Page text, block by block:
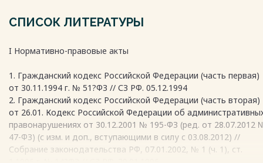
появления предпринимательских рисков могут быть как
Весь текст будет доступен
СПИСОК ЛИТЕРАТУРЫ
I Нормативно-правовые акты
1. Гражданский кодекс Российской Федерации (часть первая)
от 30.11.1994 г. № 51?ФЗ // СЗ РФ. 05.12.1994
2. Гражданский кодекс Российской Федерации (часть вторая)
от 26.01. Кодекс Российской Федерации об
правонарушениях от 30.12.2001 № 195-ФЗ (ред. от 28.07.2012
47-ФЗ) (с изм. и доп., вступающими в силу с 03.08.2012) //
Собрание законодательства РФ, 07.01.2002, № 1 (ч. 1), ст.